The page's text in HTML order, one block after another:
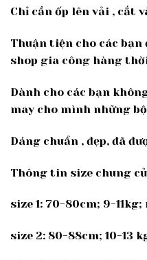
Chỉ cần ốp lên vải , cắt
Thuận tiện cho các bạn
shop gia công hàng
Dành cho các bạn
may cho mình những
Dáng chuẩn , đẹp, đã
Thông tin size chung
size 1: 70-80cm; 9-
size 2: 80-88cm; 10-13